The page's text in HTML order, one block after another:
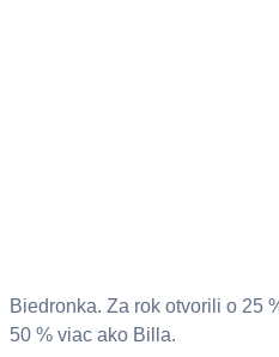
Biedronka. Za rok otvorili o 25
50 % viac ako Billa.